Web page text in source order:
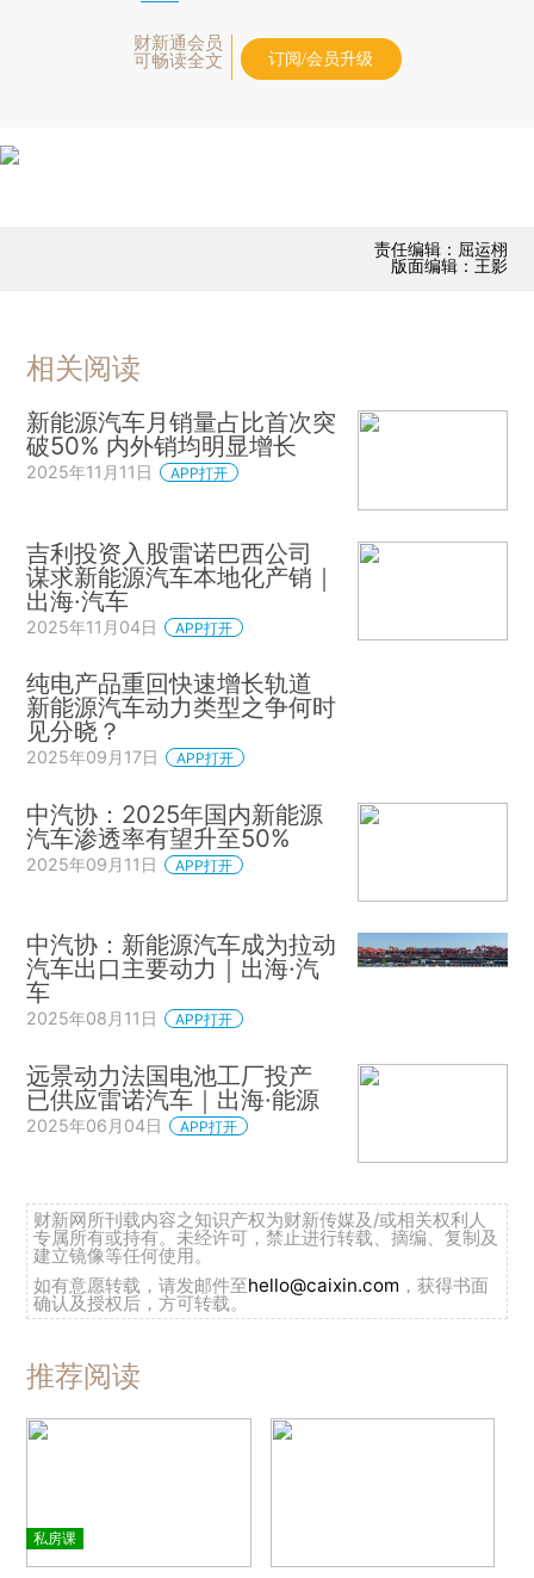
财新通会员
可畅读全文
订阅/会员升级
责任编辑：屈运栩
版面编辑：王影
相关阅读
新能源汽车月销量占比首次突
破50% 内外销均明显增长
2025年11月11日 APP打开
吉利投资入股雷诺巴西公司
谋求新能源汽车本地化产销｜
出海·汽车
2025年11月04日 APP打开
纯电产品重回快速增长轨道
新能源汽车动力类型之争何时
见分晓？
2025年09月17日 APP打开
中汽协：2025年国内新能源
汽车渗透率有望升至50%
2025年09月11日 APP打开
中汽协：新能源汽车成为拉动
汽车出口主要动力｜出海·汽
车
2025年08月11日 APP打开
远景动力法国电池工厂投产
已供应雷诺汽车｜出海·能源
2025年06月04日 APP打开
财新网所刊载内容之知识产权为财新传媒及/或相关权利人
专属所有或持有。未经许可，禁止进行转载、摘编、复制及
建立镜像等任何使用。
如有意愿转载，请发邮件至hello@caixin.com ，获得书面
确认及授权后，方可转载。
推荐阅读
私房课